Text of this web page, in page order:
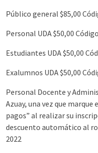
Público general $85,00
Personal UDA $50,00
Estudiantes UDA $50,00
Exalumnos UDA $50,00
Personal Docente y
Azuay, una vez que
pagos” al realizar su
descuento automático al
2022